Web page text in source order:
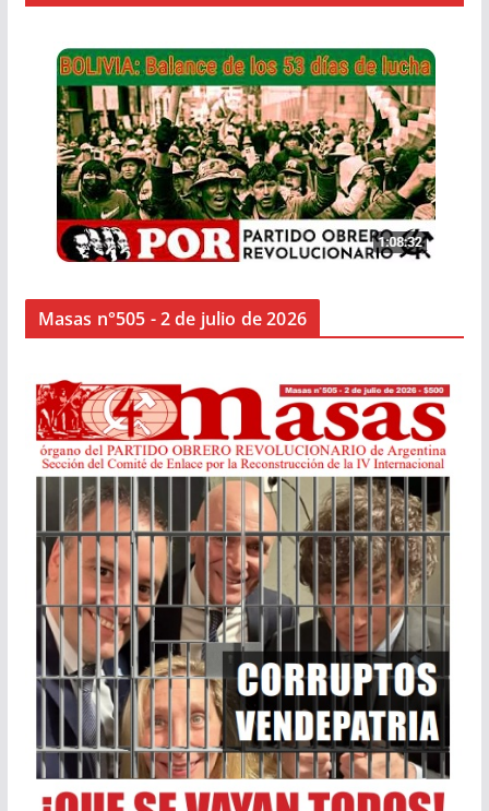
Masas n°505 - 2 de julio de 2026